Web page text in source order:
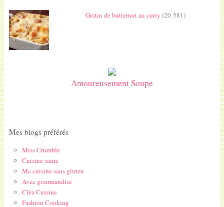
Gratin de butternut au curry (20 581)
Amoureusement Soupe
Mes blogs préférés
Miss Crumble
Cuisine saine
Ma cuisine sans gluten
Avec gourmandise
Cléa Cuisine
Fashion Cooking